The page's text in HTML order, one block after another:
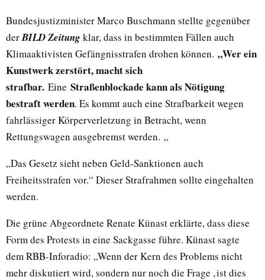
Bundesjustizminister Marco Buschmann stellte gegenüber
derBILD Zeitungklar, dass in bestimmten Fällen auch
Klimaaktivisten Gefängnisstrafen drohen können. „Wer ein
Kunstwerk zerstört, macht sich
strafbar. Eine Straßenblockade kann als Nötigung
bestraft werden. Es kommt auch eine Strafbarkeit wegen
fahrlässiger Körperverletzung in Betracht, wenn
Rettungswagen ausgebremst werden. „
„Das Gesetz sieht neben Geld-Sanktionen auch
Freiheitsstrafen vor.“ Dieser Strafrahmen sollte eingehalten
werden.
Die grüne Abgeordnete Renate Künast erklärte, dass diese
Form des Protests in eine Sackgasse führe. Künast sagte
demRBB-Inforadio: „Wenn der Kern des Problems nicht
mehr diskutiert wird, sondern nur noch die Frage ‚ist dies